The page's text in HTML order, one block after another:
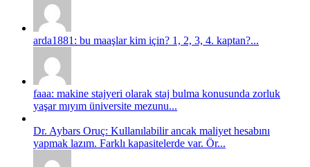
arda1881: bu maaşlar kim için? 1, 2, 3, 4. kaptan?...
faaa: makine stajyeri olarak staj bulma konusunda zorluk
yaşar mıyım üniversite mezunu...
Dr. Aybars Oruç: Kullanılabilir ancak maliyet hesabını
yapmak lazım. Farklı kapasitelerde var. Ör...